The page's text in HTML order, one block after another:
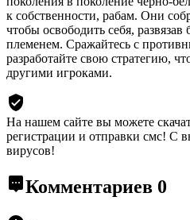
к собственности, рабам. Они
чтобы освободить себя,
племенем. Сражайтесь с
разработайте свою стратегию,
другими игроками.
На нашем сайте вы можете
регистрации и отправки смс! С
вирусов!
Комментариев 0